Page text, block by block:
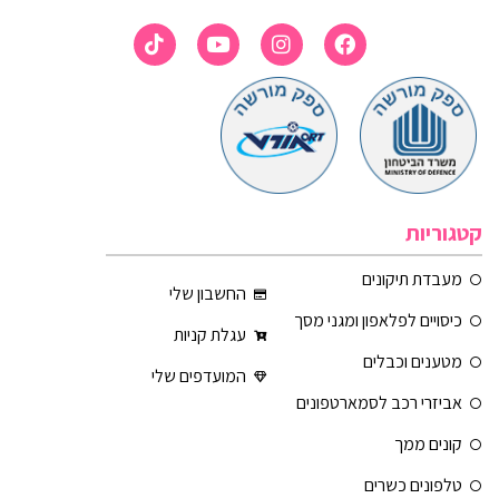
קטגוריות
מעבדת תיקונים
כיסויים לפלאפון ומגני מסך
מטענים וכבלים
אביזרי רכב לסמארטפונים
קונים ממך
טלפונים כשרים
החשבון שלי
עגלת קניות
המועדפים שלי